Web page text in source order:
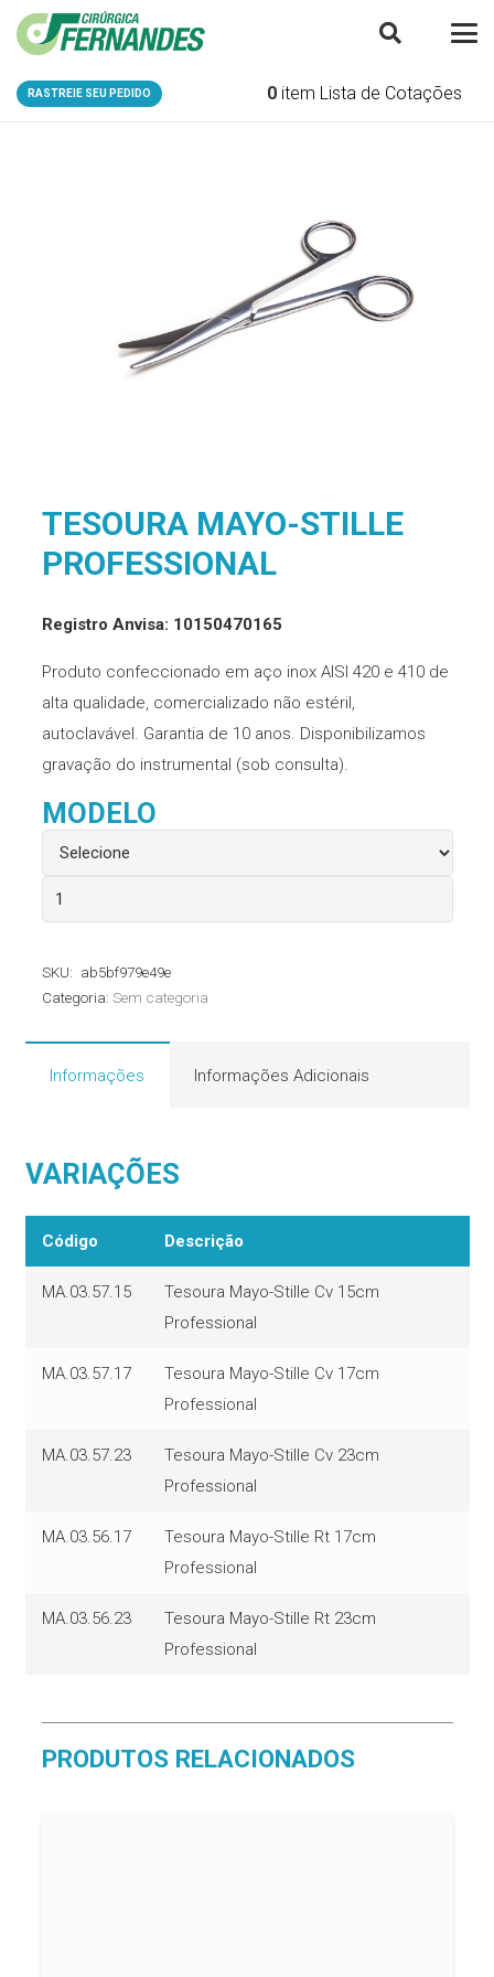
RASTREIE SEU PEDIDO 0 item Lista de Cotações
TESOURA MAYO-STILLE
PROFESSIONAL
Registro Anvisa: 10150470165
Produto confeccionado em aço inox AISI 420 e 410 de
alta qualidade, comercializado não estéril,
autoclavável. Garantia de 10 anos. Disponibilizamos
gravação do instrumental (sob consulta).
MODELO
Tesoura
Mayo-
Professional
SKU: ab5bf979e49e
Categoria: Sem categoria
Informações Informações Adicionais
VARIAÇÕES
Código Descrição
MA.03.57.15
Tesoura Mayo-Stille Cv 15cm
Professional
MA.03.57.17
Tesoura Mayo-Stille Cv 17cm
Professional
MA.03.57.23
Tesoura Mayo-Stille Cv 23cm
Professional
MA.03.56.17
Tesoura Mayo-Stille Rt 17cm
Professional
MA.03.56.23
Tesoura Mayo-Stille Rt 23cm
Professional
PRODUTOS RELACIONADOS